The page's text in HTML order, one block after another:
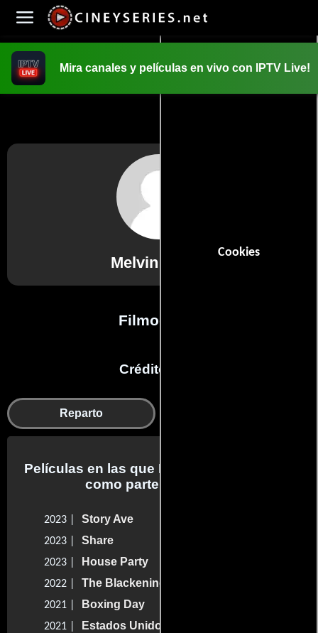
Cookies
Mira canales y películas en vivo con IPTV Live!
Melvin Gregg
Filmografía
Créditos en:
Reparto
Películas en las que Melvin Gregg trabajo
como parte del reparto
2023 | Story Ave
2023 | Share
2023 | House Party
2022 | The Blackening
2021 | Boxing Day
2021 | Estados Unidos vs. Billie Holiday